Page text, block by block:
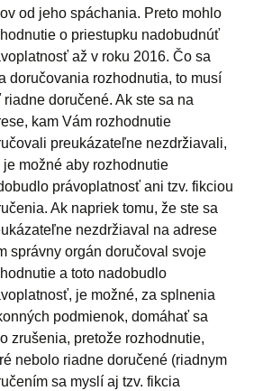
od jeho spáchania. Preto mohlo
o priestupku nadobudnúť
až v roku 2016. Čo sa
doručovania rozhodnutia, to musí
riadne doručené. Ak ste sa na
kam Vám rozhodnutie
preukázateľne nezdržiavali,
je možné aby rozhodnutie
právoplatnosť ani tzv. fikciou
Ak napriek tomu, že ste sa
nezdržiaval na adrese
správny orgán doručoval svoje
a toto nadobudlo
je možné, za splnenia
podmienok, domáhať sa
zrušenia, pretože rozhodnutie,
nebolo riadne doručené (riadnym
sa myslí aj tzv. fikcia